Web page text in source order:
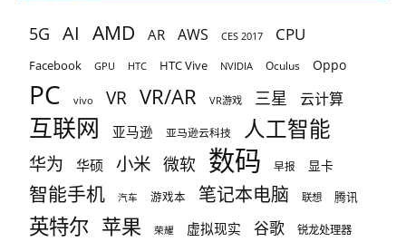
5G AI AMD AR AWS CES 2017 CPU
Facebook GPU HTC HTC Vive NVIDIA Oculus Oppo
PC vivo VR VR/AR VR游戏 三星 云计算
互联网 亚马逊 亚马逊云科技 人工智能
华为 华硕 小米 微软 数码 早报 显卡
智能手机 汽车 游戏本 笔记本电脑 联想 腾讯
英特尔 苹果 荣耀 虚拟现实 谷歌 锐龙处理器